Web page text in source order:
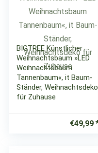
BIGTREE Künstlicher
Weihnachtsbaum »LED
Weihnachtsbaum
Tannenbaum«, it Baum-
Ständer, Weihnachtsdeko
für Zuhause
€49,99